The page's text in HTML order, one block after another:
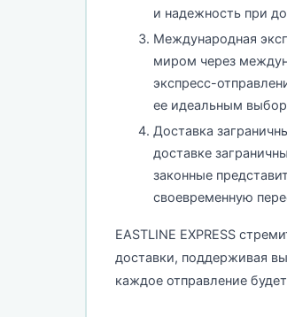
и надежность при
Международная
миром через
экспресс-
ее идеальным
Доставка
доставке
законные
своевременную
EASTLINE EXPRESS
доставки, поддерживая
каждое отправление